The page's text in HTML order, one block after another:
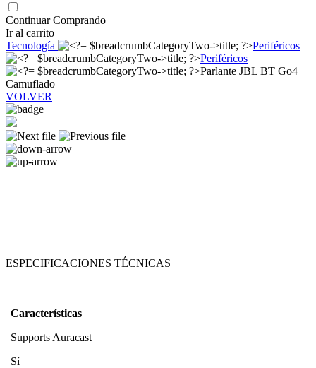
Continuar Comprando
Ir al carrito
Tecnología
Periféricos
Periféricos
Parlante JBL BT Go4
Camuflado
VOLVER
ESPECIFICACIONES TÉCNICAS
Características
Supports Auracast
Sí